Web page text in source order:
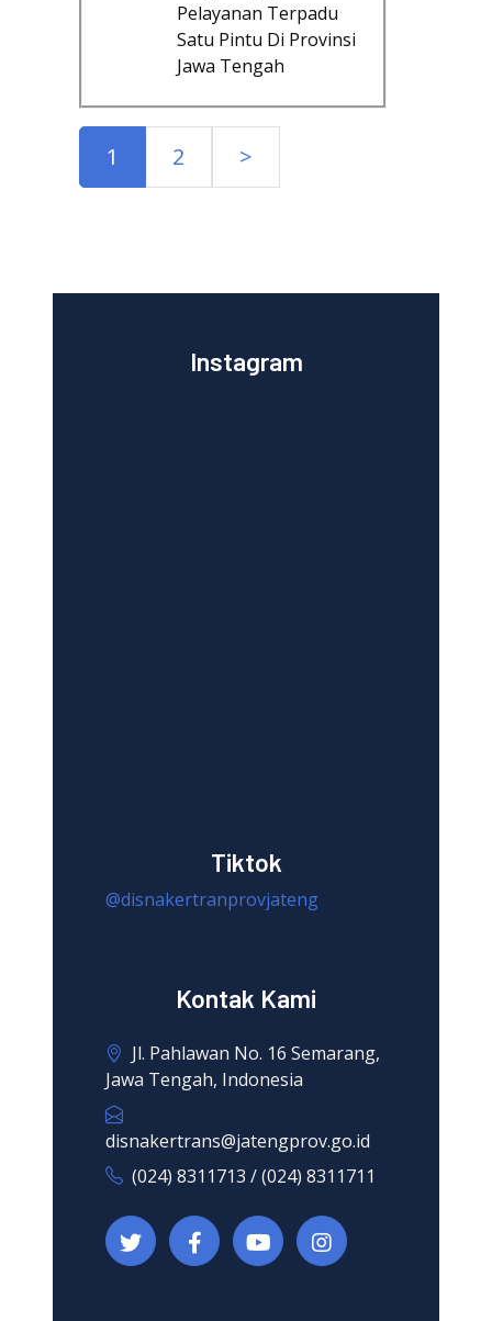
Pelayanan Terpadu
Satu Pintu Di Provinsi
Jawa Tengah
1 2 >
Instagram
Tiktok
@disnakertranprovjateng
Kontak Kami
Jl. Pahlawan No. 16 Semarang,
Jawa Tengah, Indonesia
disnakertrans@jatengprov.go.id
(024) 8311713 / (024) 8311711